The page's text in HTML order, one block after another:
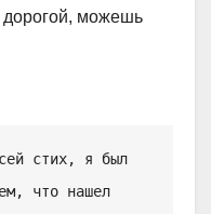
дорогой, можешь
стих, я был
что нашел